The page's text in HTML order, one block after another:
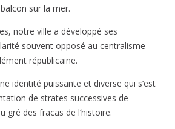
sur la mer.
notre ville a développé ses
souvent opposé au centralisme
républicaine.
identité puissante et diverse qui s’est
de strates successives de
gré des fracas de l’histoire.